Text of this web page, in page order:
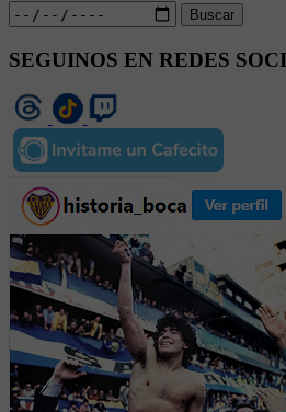
Buscar
SEGUINOS EN REDES